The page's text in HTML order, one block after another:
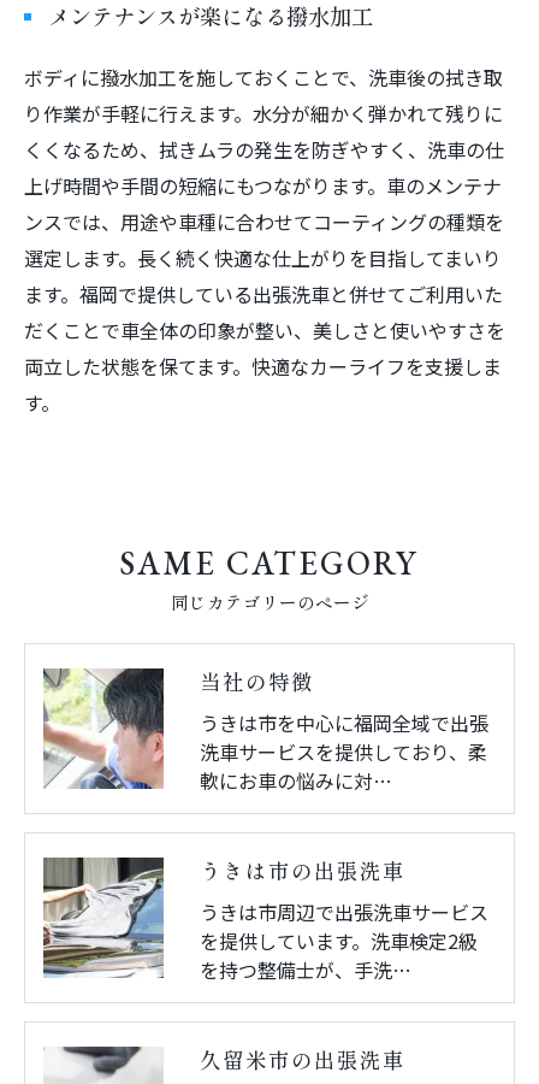
メンテナンスが楽になる撥水加工
ボディに撥水加工を施しておくことで、洗車後の拭き取
り作業が手軽に行えます。水分が細かく弾かれて残りに
くくなるため、拭きムラの発生を防ぎやすく、洗車の仕
上げ時間や手間の短縮にもつながります。車のメンテナ
ンスでは、用途や車種に合わせてコーティングの種類を
選定します。長く続く快適な仕上がりを目指してまいり
ます。福岡で提供している出張洗車と併せてご利用いた
だくことで車全体の印象が整い、美しさと使いやすさを
両立した状態を保てます。快適なカーライフを支援しま
す。
同じカテゴリーのページ
SAME CATEGORY
当社の特徴
うきは市を中心に福岡全域で出張
洗車サービスを提供しており、柔
軟にお車の悩みに対…
うきは市の出張洗車
うきは市周辺で出張洗車サービス
を提供しています。洗車検定2級
を持つ整備士が、手洗…
久留米市の出張洗車